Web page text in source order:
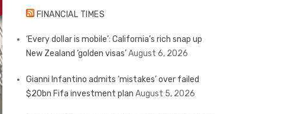
FINANCIAL TIMES
‘Every dollar is mobile’: California’s rich snap up
New Zealand ‘golden visas’August 6, 2026
Gianni Infantino admits ‘mistakes’ over failed
$20bn Fifa investment plan August 5, 2026